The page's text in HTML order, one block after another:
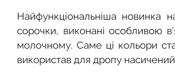
Найфункціональніша новинка
сорочки, виконані особливою
молочному. Саме ці кольори
використав для дропу